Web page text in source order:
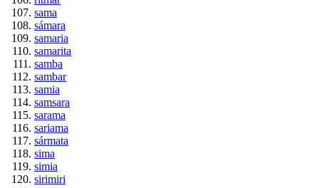
sama
sámara
samaria
samarita
samba
sambar
samia
samsara
sarama
sariama
sármata
sima
simia
sirimiri